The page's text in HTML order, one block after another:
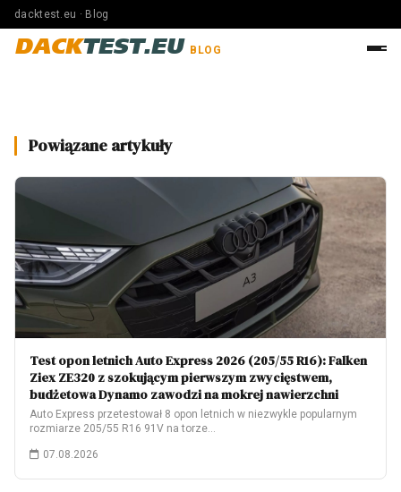
dacktest.eu · Blog
DACKTEST.EU BLOG
Powiązane artykuły
Test opon letnich Auto Express 2026 (205/55 R16): Falken
Ziex ZE320 z szokującym pierwszym zwycięstwem,
budżetowa Dynamo zawodzi na mokrej nawierzchni
Auto Express przetestował 8 opon letnich w niezwykle popularnym
rozmiarze 205/55 R16 91V na torze…
07.08.2026